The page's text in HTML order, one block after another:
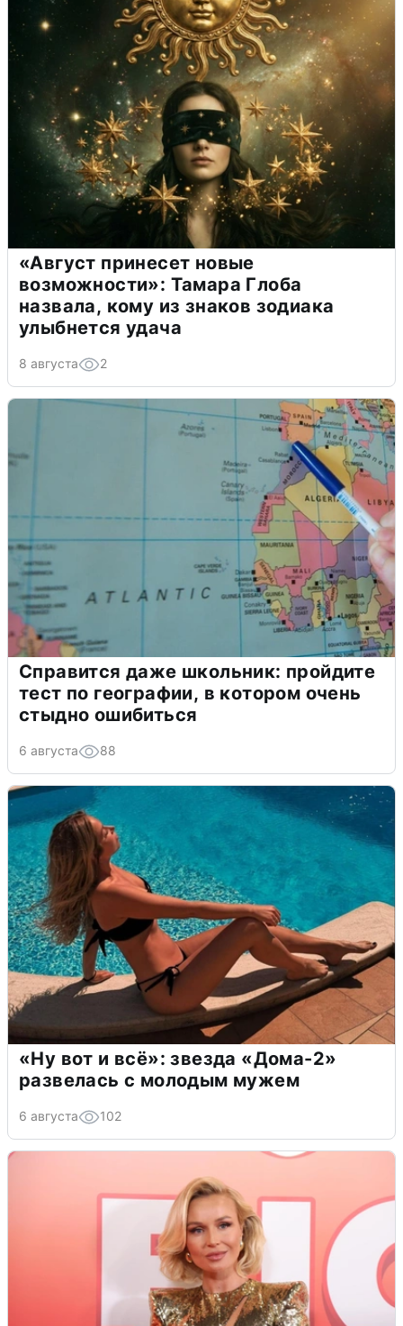
«Август принесет новые
возможности»: Тамара Глоба
назвала, кому из знаков зодиака
улыбнется удача
8 августа 2
Справится даже школьник: пройдите
тест по географии, в котором очень
стыдно ошибиться
6 августа 88
«Ну вот и всё»: звезда «Дома-2»
развелась с молодым мужем
6 августа 102